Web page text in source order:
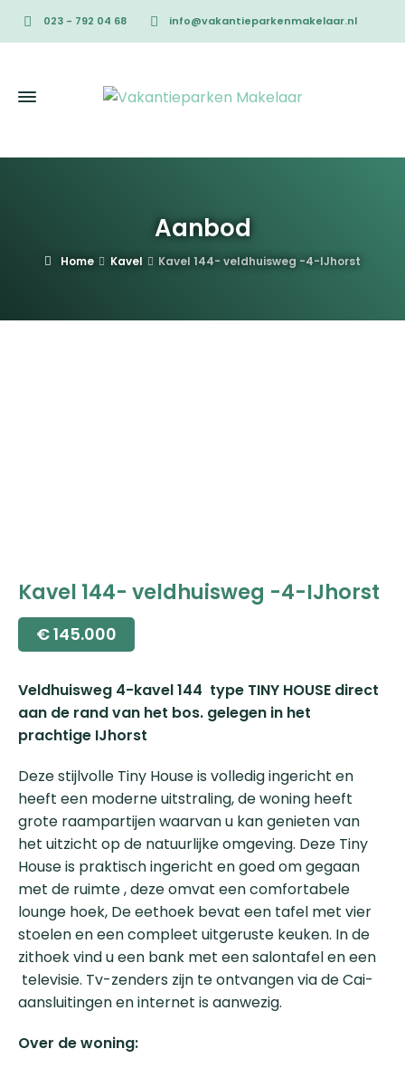
023 - 792 04 68 info@vakantieparkenmakelaar.nl
Aanbod
Home Kavel Kavel 144- veldhuisweg -4-IJhorst
Kavel 144- veldhuisweg -4-IJhorst
€145.000
Veldhuisweg 4-kavel 144 type TINY HOUSE direct
aan de rand van het bos. gelegen in het
prachtige IJhorst
Deze stijlvolle Tiny House is volledig ingericht en
heeft een moderne uitstraling, de woning heeft
grote raampartijen waarvan u kan genieten van
het uitzicht op de natuurlijke omgeving. Deze Tiny
House is praktisch ingericht en goed om gegaan
met de ruimte , deze omvat een comfortabele
lounge hoek, De eethoek bevat een tafel met vier
stoelen en een compleet uitgeruste keuken. In de
zithoek vind u een bank met een salontafel en een
televisie. Tv-zenders zijn te ontvangen via de Cai-
aansluitingen en internet is aanwezig.
Over de woning: